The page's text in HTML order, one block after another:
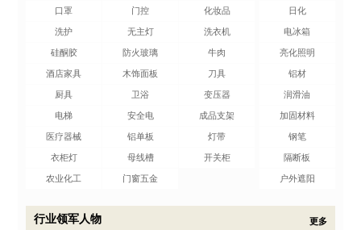
口罩 门控 日化
化妆品
洗护 无主灯 电冰箱
洗衣机
硅酮胶 防火玻璃 亮化照明
牛肉
酒店家具 木饰面板 铝材
刀具
厨具 卫浴 润滑油
变压器
电梯 安全电 加固材料
成品支架
医疗器械 铝单板 钢笔
灯带
衣柜灯 母线槽 隔断板
开关柜
农业化工 门窗五金 户外遮阳
行业领军人物 更多